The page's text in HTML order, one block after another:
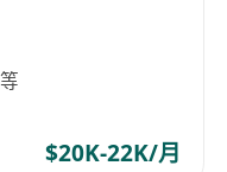
政輔助工作（文件
維護整潔有序的辦
務及各種應急事
$20K-22K/月